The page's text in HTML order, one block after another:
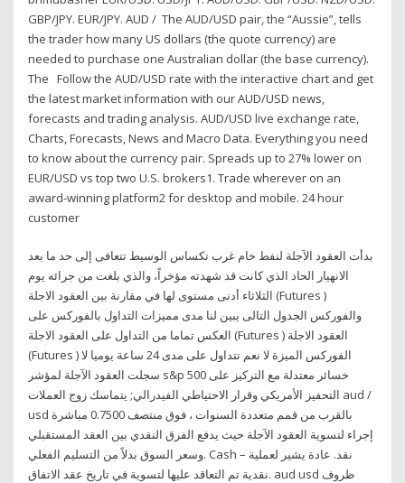
GBP/JPY. EUR/JPY. AUD / The AUD/USD pair, the “Aussie”, tells
the trader how many US dollars (the quote currency) are
needed to purchase one Australian dollar (the base currency).
The Follow the AUD/USD rate with the interactive chart and get
the latest market information with our AUD/USD news,
forecasts and trading analysis. AUD/USD live exchange rate,
Charts, Forecasts, News and Macro Data. Everything you need
to know about the currency pair. Spreads up to 27% lower on
EUR/USD vs top two U.S. brokers1. Trade wherever on an
award-winning platform2 for desktop and mobile. 24 hour
customer
بدأت العقود الآجلة لنفط خام غرب تكساس الوسيط تتعافى إلى حد ما بعد
الانهيار الحاد الذي كانت قد شهدته مؤخراً، والذي بلغت من جرائه يوم
الثلاثاء أدنى مستوى لها في مقارنة بين العقود الاجلة (Futures )
والفوركس الجدول التالى يبين لنا مدى مميزات التداول بالفوركس على
العكس تماما من التداول على العقود الاجلة (Futures ) العقود الاجلة
(Futures ) الفوركس الميزة لا نعم تتداول على مدى 24 ساعة يوميا لا
سجلت العقود الآجلة لمؤشر s&p 500 خسائر معتدلة مع التركيز على
التحفيز الأمريكي وقرار الاحتياطي الفيدرالي; يتماسك زوج العملات aud /
usd بالقرب من قمم متعددة السنوات ، فوق منتصف 0.7500 مباشرة
إجراء لتسوية العقود الآجلة حيث يدفع الفرق النقدي بين العقد المستقبلي
وسعر السوق بدلاً من التسليم الفعلي. Cash – نقد. عادة يشير لعملية
نقدية تم التعاقد عليها لتسوية في تاريخ عقد الاتفاق. aud usd ظروف